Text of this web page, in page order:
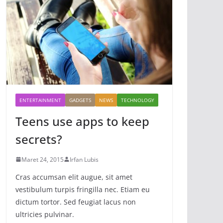
ENTERTAINMENT GADGETS NEWS TECHNOLOGY
Teens use apps to keep
secrets?
Maret 24, 2015 Irfan Lubis
Cras accumsan elit augue, sit amet
vestibulum turpis fringilla nec. Etiam eu
dictum tortor. Sed feugiat lacus non
ultricies pulvinar.